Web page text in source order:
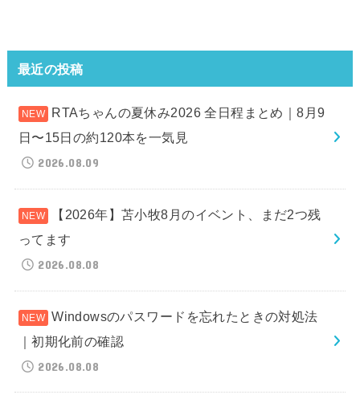
最近の投稿
RTAちゃんの夏休み2026 全日程まとめ｜8月9
日〜15日の約120本を一気見
2026.08.09
【2026年】苫小牧8月のイベント、まだ2つ残
ってます
2026.08.08
Windowsのパスワードを忘れたときの対処法
｜初期化前の確認
2026.08.08